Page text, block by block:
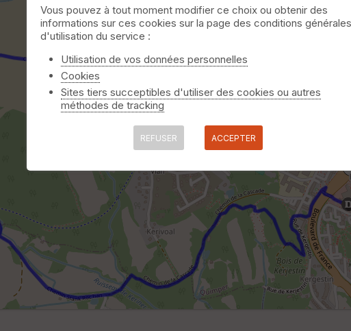
Vous pouvez à tout moment modifier ce choix ou obtenir des
informations sur ces cookies sur la page des conditions générales
d'utilisation du service :
Utilisation de vos données personnelles
Cookies
Sites tiers succeptibles d'utiliser des cookies ou autres
méthodes de tracking
REFUSER ACCEPTER